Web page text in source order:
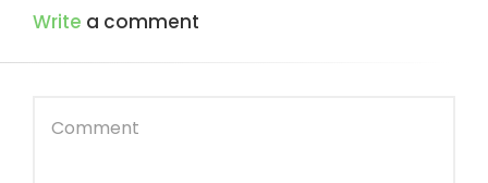
Write a comment